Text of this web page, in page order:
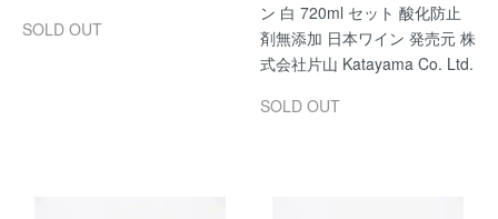
SOLD OUT
ン 白 720ml セット 酸化防止
剤無添加 日本ワイン 発売元 株
式会社片山 Katayama Co. Ltd.
SOLD OUT